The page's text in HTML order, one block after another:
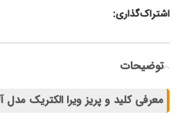
اشتراک‌گذاری:
توضیحات
معرفی کلید و پریز ویرا الکتریک